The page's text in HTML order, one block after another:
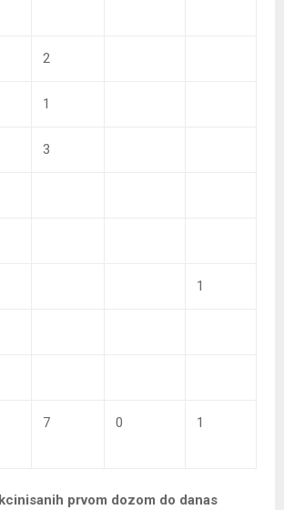
2
1
3
1
7 0 1
prvom dozom do danas